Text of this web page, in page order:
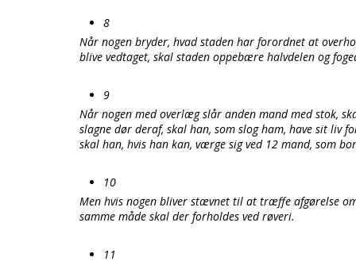
8
Når nogen bryder, hvad staden har forordnet at
blive vedtaget, skal staden oppebære halvdelen og
9
Når nogen med overlæg slår anden mand med stok,
slagne dør deraf, skal han, som slog ham, have sit liv
skal han, hvis han kan, værge sig ved 12 mand, som
10
Men hvis nogen bliver stævnet til at træffe afgørelse
samme måde skal der forholdes ved røveri.
11